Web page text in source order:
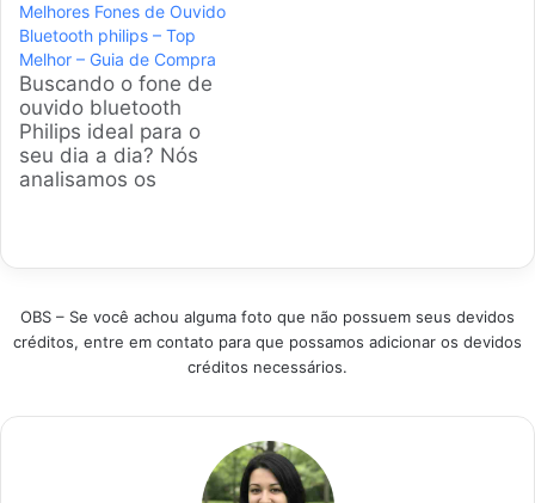
os melhores modelos
do mercado
brasileiro, unindo
conforto, tecnologia
de ponta e aquele
grave que faz a
diferença no seu dia.
Produtos em
Melhores Fones de Ouvido
Bluetooth philips – Top
Melhor – Guia de Compra
Buscando o fone de
ouvido bluetooth
Philips ideal para o
seu dia a dia? Nós
analisamos os
para te ajudar a
perfeita, que combine
qualidade sonora,
conforto e um bom
Produtos em
OBS – Se você achou alguma foto que não possuem seus devidos
créditos, entre em contato para que possamos adicionar os devidos
créditos necessários.